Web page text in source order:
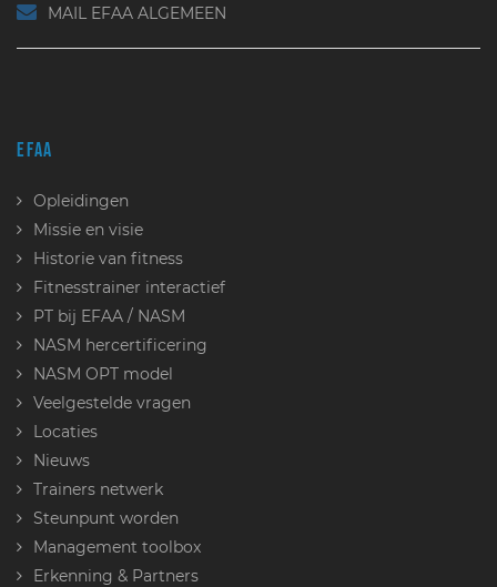
MAIL EFAA ALGEMEEN
EFAA
Opleidingen
Missie en visie
Historie van fitness
Fitnesstrainer interactief
PT bij EFAA / NASM
NASM hercertificering
NASM OPT model
Veelgestelde vragen
Locaties
Nieuws
Trainers netwerk
Steunpunt worden
Management toolbox
Erkenning & Partners